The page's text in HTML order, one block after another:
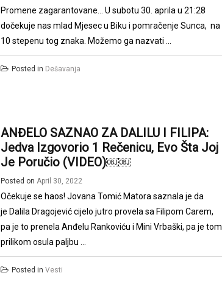
Promene zagarantovane… U subotu 30. aprila u 21:28
dočekuje nas mlad Mjesec u Biku i pomračenje Sunca, na
10 stepenu tog znaka. Možemo ga nazvati ...
Posted in Dešavanja
ANĐELO SAZNAO ZA DALILU I FILIPA:
Jedva Izgovorio 1 Rečenicu, Evo Šta Joj
Je Poručio (VIDEO)￼￼
Posted onApril 30, 2022
Očekuje se haos! Jovana Tomić Matora saznala je da
je Dalila Dragojević cijelo jutro provela sa Filipom Carem,
pa je to prenela Anđelu Rankoviću i Mini Vrbaški, pa je tom
prilikom osula paljbu ...
Posted inVesti